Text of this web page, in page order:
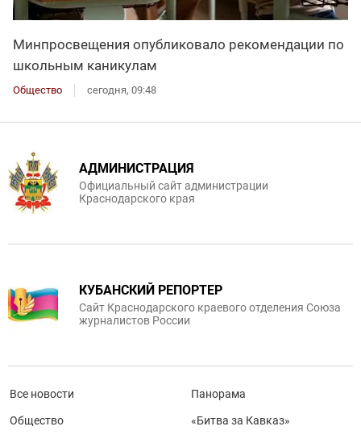
Минпросвещения опубликовало рекомендации по
школьным каникулам
Общество сегодня, 09:48
АДМИНИСТРАЦИЯ
Официальный сайт администрации
Краснодарского края
КУБАНСКИЙ РЕПОРТЕР
Сайт Краснодарского краевого отделения Союза
журналистов России
Все новости
Общество
Панорама
«Битва за Кавказ»